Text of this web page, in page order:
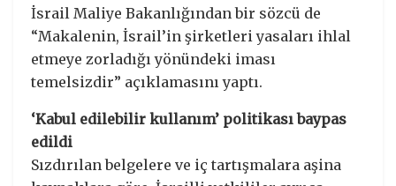
İsrail Maliye Bakanlığından bir sözcü de
“Makalenin, İsrail’in şirketleri yasaları ihlal
etmeye zorladığı yönündeki iması
temelsizdir” açıklamasını yaptı.
‘Kabul edilebilir kullanım’ politikası baypas
edildi
Sızdırılan belgelere ve iç tartışmalara aşina